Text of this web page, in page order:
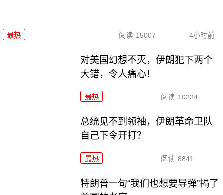
最热 阅读 15007 4小时前
对美国幻想不灭，伊朗犯下两个
大错，令人痛心！
最热 阅读 10224
总统见不到领袖，伊朗革命卫队
自己下令开打？
最热 阅读 8841
特朗普一句“我们也想要导弹”揭了